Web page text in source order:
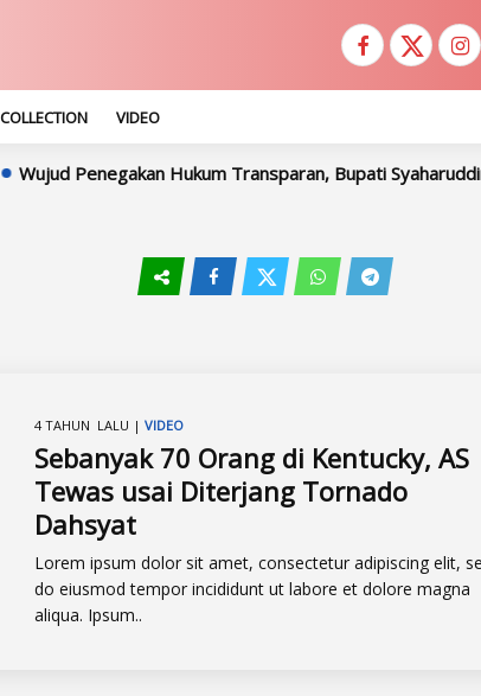
COLLECTION VIDEO
Penegakan Hukum Transparan, Bupati Syaharuddin
4 TAHUN LALU | VIDEO
Sebanyak 70 Orang di Kentucky, AS
Tewas usai Diterjang Tornado
Dahsyat
Lorem ipsum dolor sit amet, consectetur adipiscing elit,
do eiusmod tempor incididunt ut labore et dolore magna
aliqua. Ipsum..